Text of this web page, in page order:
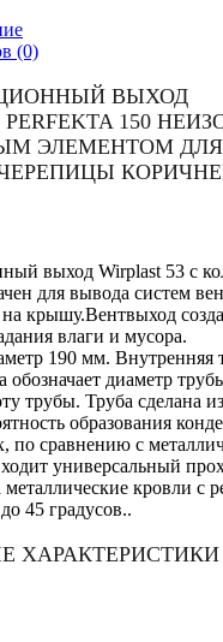
(0)
ВЫХОД
PERFEKTA 150
ЭЛЕМЕНТОМ ДЛЯ
выход Wirplast 53 с
для вывода систем
крышу.Вентвыход
влаги и мусора.
190 мм. Внутренняя
обозначает диаметр
трубы. Труба сделана
образования
по сравнению с
универсальный
металлические кровли с
45 градусов..
ХАРАКТЕРИСТИКИ